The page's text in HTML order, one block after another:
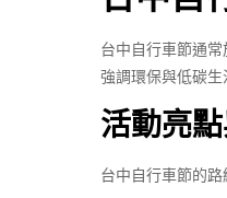
台中自行車節通
強調環保與低碳生
活動亮
台中自行車節的